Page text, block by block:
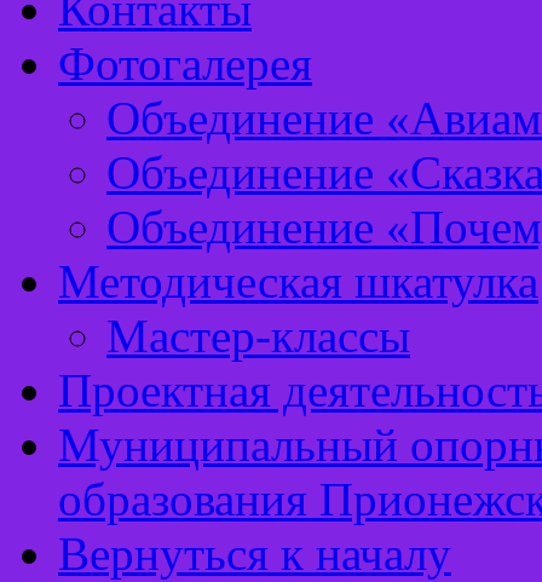
Фотогалерея
Объединение
Объединение
Объединение
Методическая шкатулка
Мастер-классы
Проектная
Муниципальный
образования
Вернуться к началу